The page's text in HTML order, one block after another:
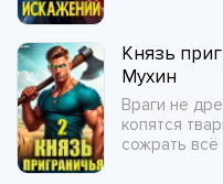
Князь
Мухин
Враги не
копятся
сожрать